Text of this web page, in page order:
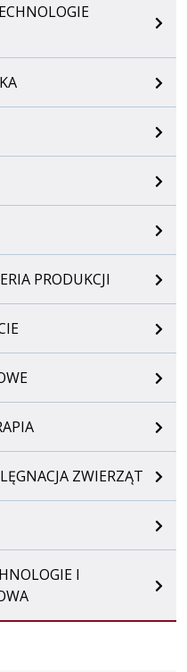
PRODUKCJI
ZWIERZĄT
I